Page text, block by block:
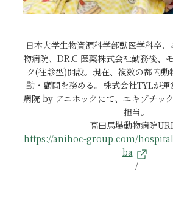
日本大学生物資源科学部獣医学科卒
物病院、DR.C 医薬株式会社勤務後、
ク(往診型)開設。現在、複数の都内動
勤・顧問を務める。株式会社TYLが
病院 by アニホックにて、エキゾチッ
担当。
高田馬場動物病院
https://anihoc-group.com/
ba
/